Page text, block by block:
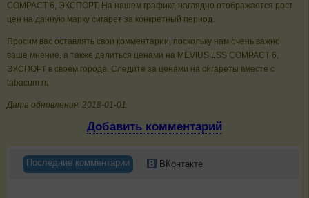
COMPACT 6, ЭКСПОРТ. На нашем графике наглядно отображается рост
цен на данную марку сигарет за конкретный период.
Просим вас оставлять свои комментарии, поскольку нам очень важно
ваше мнение, а также делиться ценами на MEVIUS LSS COMPACT 6,
ЭКСПОРТ в своем городе. Следите за ценами на сигареты вместе с
tabacum.ru
Дата обновления: 2018-01-01
Добавить комментарий
Последние комментарии ВКонтакте